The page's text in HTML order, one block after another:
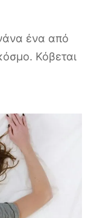
ένα από
Κόβεται